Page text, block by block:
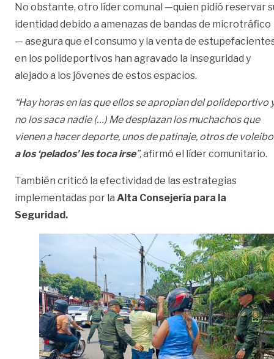
No obstante, otro líder comunal —quien pidió reservar
identidad debido a amenazas de bandas de microtráfico
— asegura que el consumo y la venta de
en los polideportivos han agravado la inseguridad y
alejado a los jóvenes de estos espacios.
“Hay horas en las que ellos se apropian del polideportivo
no los saca nadie (…) Me desplazan los muchachos que
vienen a hacer deporte, unos de patinaje, otros de
a los ‘pelados’ les toca irse”,afirmó el líder comunitario.
También criticó la efectividad de las estrategias
implementadas por la Alta Consejería para la
Seguridad.